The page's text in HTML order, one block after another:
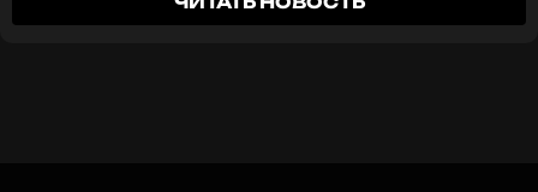
специальную зарядку и растяжку, и через две